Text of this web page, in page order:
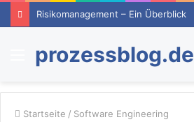
Risikomanagement – Ein Überblick
Menü
prozessblog.de
Startseite / Software Engineering